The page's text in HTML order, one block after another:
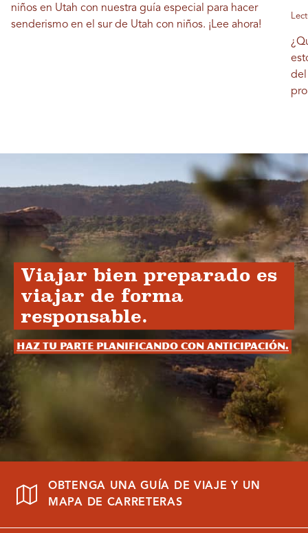
niños en Utah con nuestra guía especial para hacer
senderismo en el sur de Utah con niños. ¡Lee ahora!
del
Viajar bien preparado es
viajar de forma
responsable.
Haz tu parte planificando con anticipación.
OBTENGA UNA GUÍA DE VIAJE Y UN
MAPA DE CARRETERAS